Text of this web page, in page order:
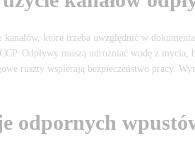
które trzeba uwzględnić w
Odpływy muszą udrożniać wodę z
ruszty wspierają bezpieczeństwo pracy.
odpornych